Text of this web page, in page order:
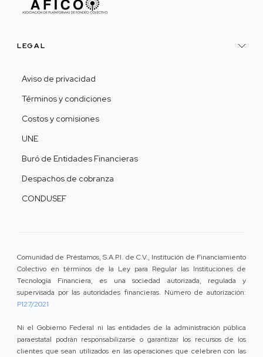
LEGAL
Aviso de privacidad
Términos y condiciones
Costos y comisiones
UNE
Buró de Entidades Financieras
Despachos de cobranza
CONDUSEF
Comunidad de Préstamos, S.A.P.I. de C.V., Institución de Financiamiento
Colectivo en términos de la Ley para Regular las Instituciones de
Tecnología Financiera, es una sociedad autorizada, regulada y
supervisada por las autoridades financieras. Número de autorización:
P127/2021
Ni el Gobierno Federal ni las entidades de la administración pública
paraestatal podrán responsabilizarse o garantizar los recursos de los
clientes que sean utilizados en las operaciones que celebren con las